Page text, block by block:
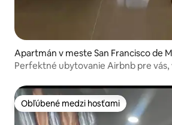
Apartmán v meste San Francisco de
Perfektné ubytovanie Airbnb pre vás,
Obľúbené medzi hosťami
Obľúbené medzi hosťami